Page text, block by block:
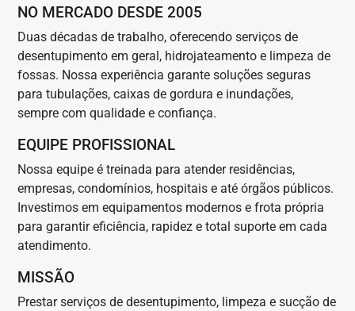
NO MERCADO DESDE 2005
Duas décadas de trabalho, oferecendo serviços de
desentupimento em geral, hidrojateamento e limpeza de
fossas. Nossa experiência garante soluções seguras
para tubulações, caixas de gordura e inundações,
sempre com qualidade e confiança.
EQUIPE PROFISSIONAL
Nossa equipe é treinada para atender residências,
empresas, condomínios, hospitais e até órgãos públicos.
Investimos em equipamentos modernos e frota própria
para garantir eficiência, rapidez e total suporte em cada
atendimento.
MISSÃO
Prestar serviços de desentupimento, limpeza e sucção de